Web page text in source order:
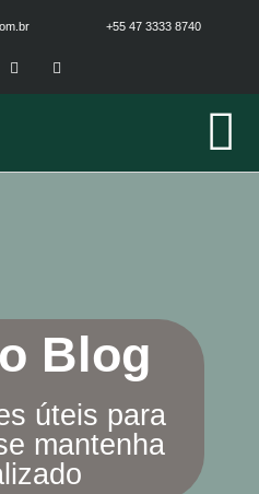
+55 47 3333 8740
Blog
úteis para
mantenha